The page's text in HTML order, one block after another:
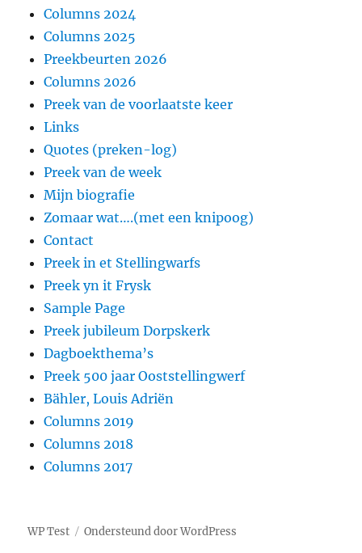
Columns 2024
Columns 2025
Preekbeurten 2026
Columns 2026
Preek van de voorlaatste keer
Links
Quotes (preken-log)
Preek van de week
Mijn biografie
Zomaar wat….(met een knipoog)
Contact
Preek in et Stellingwarfs
Preek yn it Frysk
Sample Page
Preek jubileum Dorpskerk
Dagboekthema’s
Preek 500 jaar Ooststellingwerf
Bähler, Louis Adriën
Columns 2019
Columns 2018
Columns 2017
WP Test Ondersteund door WordPress